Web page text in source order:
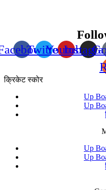
TwitterYoutube
क्रिकेट स्कोर
Up
Up
Up
Up